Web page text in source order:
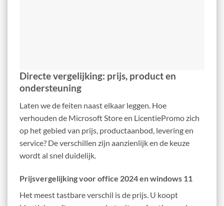
Directe vergelijking: prijs, product en
ondersteuning
Laten we de feiten naast elkaar leggen. Hoe
verhouden de Microsoft Store en LicentiePromo zich
op het gebied van prijs, productaanbod, levering en
service? De verschillen zijn aanzienlijk en de keuze
wordt al snel duidelijk.
Prijsvergelijking voor office 2024 en windows 11
Het meest tastbare verschil is de prijs. U koopt